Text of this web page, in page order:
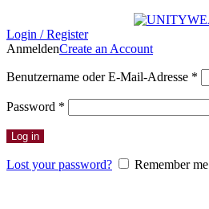
Login / Register
AnmeldenCreate an Account
Benutzername oder E-Mail-Adresse *
Password *
Log in
Lost your password? Remember me